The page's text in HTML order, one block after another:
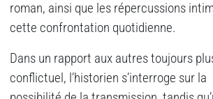
roman, ainsi que les répercussions
cette confrontation quotidienne.
Dans un rapport aux autres toujours
conflictuel, l’historien s’interroge sur la